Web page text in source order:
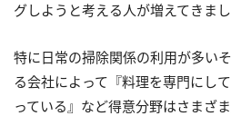
グしようと考える人が増えてきまし
特に日常の掃除関係の利用が多い
る会社によって『料理を専門にし
っている』など得意分野はさまざ